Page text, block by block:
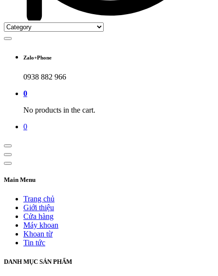
Zalo+Phone
0938 882 966
0
No products in the cart.
0
Main Menu
Trang chủ
Giới thiệu
Cửa hàng
Máy khoan
Khoan từ
Tin tức
DANH MỤC SẢN PHẨM